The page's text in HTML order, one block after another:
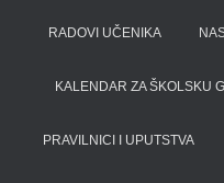
RADOVI UČENIKA
KALENDAR ZA ŠKOLSKU
PRAVILNICI I UPUTSTVA